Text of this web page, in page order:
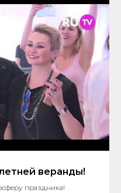
веранды!
праздника!